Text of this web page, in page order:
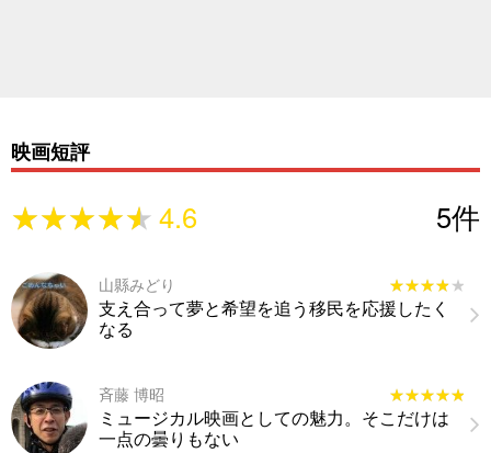
映画短評
★★★★★
★★★★★4.6 5件
山縣みどり ★★★★★
★★★★★
支え合って夢と希望を追う移民を応援したく
なる
斉藤 博昭 ★★★★★
★★★★★
ミュージカル映画としての魅力。そこだけは
一点の曇りもない